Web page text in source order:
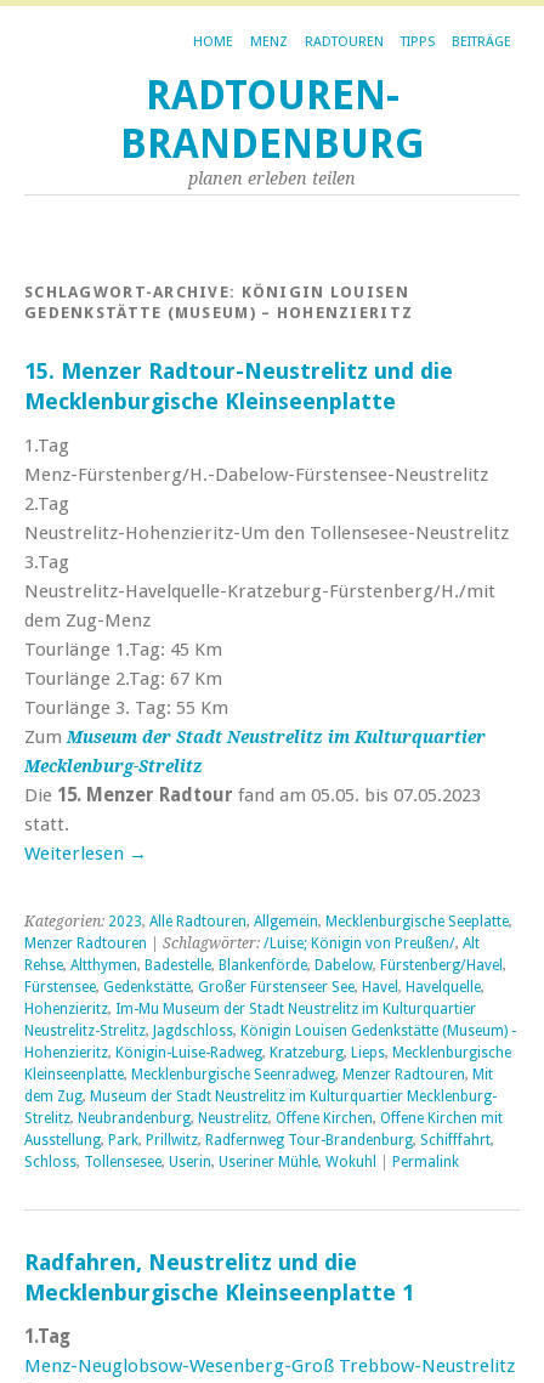
HOME MENZ RADTOUREN TIPPS BEITRÄGE
RADTOUREN-
BRANDENBURG
planen erleben teilen
SCHLAGWORT-ARCHIVE: KÖNIGIN LOUISEN
GEDENKSTÄTTE (MUSEUM) – HOHENZIERITZ
15. Menzer Radtour-Neustrelitz und die
Mecklenburgische Kleinseenplatte
1.Tag
Menz-Fürstenberg/H.-Dabelow-Fürstensee-Neustrelitz
2.Tag
Neustrelitz-Hohenzieritz-Um den Tollensesee-Neustrelitz
3.Tag
Neustrelitz-Havelquelle-Kratzeburg-Fürstenberg/H./mit
dem Zug-Menz
Tourlänge 1.Tag: 45 Km
Tourlänge 2.Tag: 67 Km
Tourlänge 3. Tag: 55 Km
ZumMuseum der Stadt Neustrelitz im Kulturquartier
Mecklenburg-Strelitz
Die 15. Menzer Radtour fand am 05.05. bis 07.05.2023
statt.
Weiterlesen →
Kategorien: 2023, Alle Radtouren, Allgemein, Mecklenburgische Seeplatte,
Menzer Radtouren | Schlagwörter: /Luise; Königin von Preußen/, Alt
Rehse, Altthymen, Badestelle, Blankenförde, Dabelow, Fürstenberg/Havel ,
Fürstensee, Gedenkstätte, Großer Fürstenseer See, Havel , Havelquelle,
Hohenzieritz, Im-Mu Museum der Stadt Neustrelitz im Kulturquartier
Neustrelitz-Strelitz, Jagdschloss, Königin Louisen Gedenkstätte (Museum) -
Hohenzieritz, Königin-Luise-Radweg, Kratzeburg, Lieps, Mecklenburgische
Kleinseenplatte, Mecklenburgische Seenradweg, Menzer Radtouren, Mit
dem Zug, Museum der Stadt Neustrelitz im Kulturquartier Mecklenburg-
Strelitz, Neubrandenburg, Neustrelitz, Offene Kirchen, Offene Kirchen mit
Ausstellung, Park, Prillwitz, Radfernweg Tour-Brandenburg, Schifffahrt,
Schloss, Tollensesee, Userin, Useriner Mühle, Wokuhl Permalink
Radfahren, Neustrelitz und die
Mecklenburgische Kleinseenplatte 1
1.Tag
Menz-Neuglobsow-Wesenberg-Groß Trebbow-Neustrelitz